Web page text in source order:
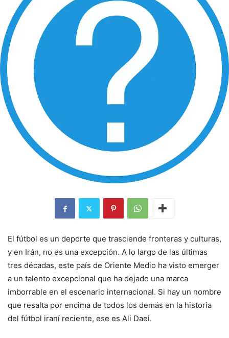
El fútbol es un deporte que trasciende fronteras y culturas,
y en Irán, no es una excepción. A lo largo de las últimas
tres décadas, este país de Oriente Medio ha visto emerger
a un talento excepcional que ha dejado una marca
imborrable en el escenario internacional. Si hay un nombre
que resalta por encima de todos los demás en la historia
del fútbol iraní reciente, ese es Ali Daei.